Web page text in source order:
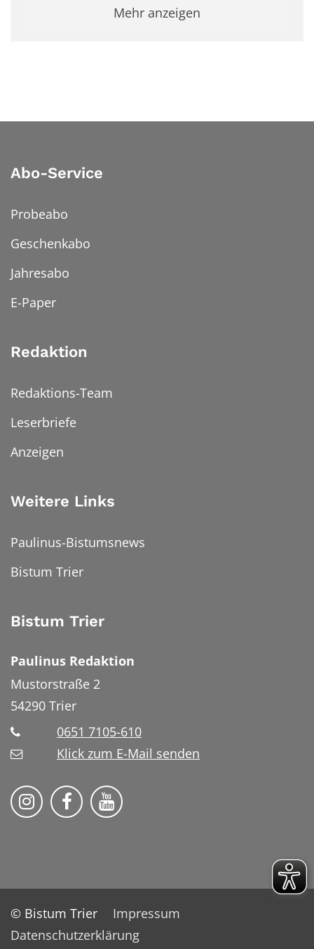
Mehr anzeigen
Abo-Service
Probeabo
Geschenkabo
Jahresabo
E-Paper
Redaktion
Redaktions-Team
Leserbriefe
Anzeigen
Weitere Links
Paulinus-Bistumsnews
Bistum Trier
Bistum Trier
Paulinus Redaktion
Mustorstraße 2
54290 Trier
0651 7105-610
Klick zum E-Mail senden
Bistum Trier auf Instragram
Bistum Trier auf Facebook
Bistum Trier auf YouTube
© Bistum Trier
Impressum
Datenschutzerklärung